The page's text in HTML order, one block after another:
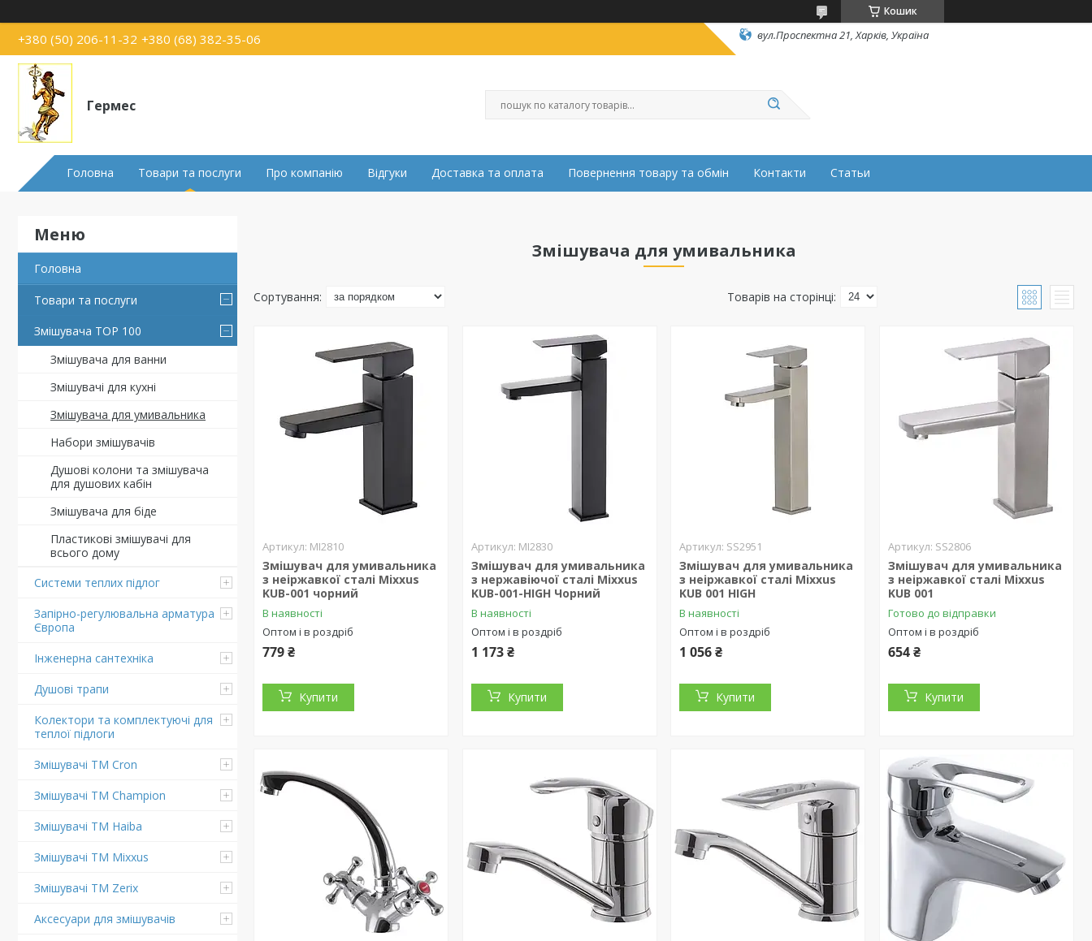
Кошик
+380 (50) 206-11-32 +380 (68) 382-35-06 вул.Проспектна 21, Харків, Україна
Гермес
Головна Товари та послуги Про компанію Відгуки Доставка та оплата Повернення товару та обмін Контакти Статьи
Головна
Товари та послуги
Змішувача TOP 100
Змішувача для ванни
Змішувачі для кухні
Змішувача для умивальника
Набори змішувачів
Душові колони та змішувача
для душових кабін
Змішувача для біде
Пластикові змішувачі для
всього дому
Системи теплих підлог
Запірно-регулювальна арматура
Європа
Інженерна сантехніка
Душові трапи
Колектори та комплектуючі для
теплої підлоги
Змішувачі ТМ Cron
Змішувачі ТМ Champion
Змішувачі ТМ Haiba
Змішувачі TM Mixxus
Змішувачі TM Zerix
Аксесуари для змішувачів
Змішувача для умивальника
MI2810
Змішувач для умивальника
з неіржавкої сталі Mixxus
KUB-001 чорний
В наявності
Оптом і в роздріб
779 ₴
Купити
MI2830
Змішувач для умивальника
з нержавіючої сталі Mixxus
KUB-001-HIGH Чорний
В наявності
Оптом і в роздріб
1 173 ₴
Купити
SS2951
Змішувач для умивальника
з неіржавкої сталі Mixxus
KUB 001 HIGH
В наявності
Оптом і в роздріб
1 056 ₴
Купити
SS2806
Змішувач для умивальника
з неіржавкої сталі Mixxus
KUB 001
Готово до відправки
Оптом і в роздріб
654 ₴
Купити